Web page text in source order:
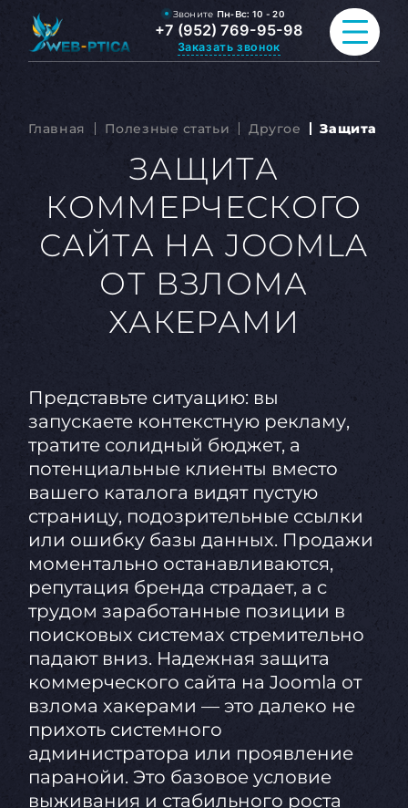
Звоните Пн-Вс: 10 - 20
+7 (952) 769-95-98
Заказать звонок
РАЗРАБОТКА САЙТА
ВСЕ УСЛУГИ
ПОРТФОЛИО
ОБО МНЕ
Главная Полезные статьи Другое Защита
ЗАЩИТА
КОММЕРЧЕСКОГО
САЙТА НА JOOMLA
ОТ ВЗЛОМА
ХАКЕРАМИ
Представьте ситуацию: вы
запускаете контекстную рекламу,
тратите солидный бюджет, а
потенциальные клиенты вместо
вашего каталога видят пустую
страницу, подозрительные ссылки
или ошибку базы данных. Продажи
моментально останавливаются,
репутация бренда страдает, а с
трудом заработанные позиции в
поисковых системах стремительно
падают вниз. Надежная защита
коммерческого сайта на Joomla от
взлома хакерами — это далеко не
прихоть системного
администратора или проявление
паранойи. Это базовое условие
выживания и стабильного роста